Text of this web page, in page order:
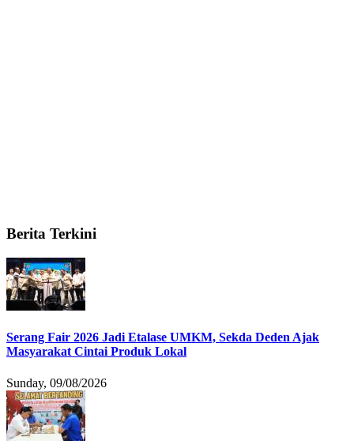
Berita Terkini
Serang Fair 2026 Jadi Etalase UMKM, Sekda Deden Ajak
Masyarakat Cintai Produk Lokal
Sunday, 09/08/2026